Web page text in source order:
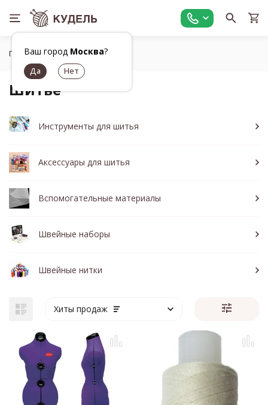
Ваш город Москва?
Главная Шитье
Шитье
Инструменты для шитья
Аксессуары для шитья
Вспомогательные материалы
Швейные наборы
Швейные нитки
Хиты продаж